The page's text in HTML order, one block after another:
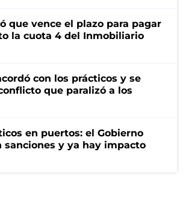
que vence el plazo para pagar
la cuota 4 del Inmobiliario
con los prácticos y se
que paralizó a los
en puertos: el Gobierno
sanciones y ya hay impacto